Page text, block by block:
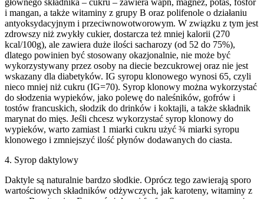
głównego składnika – cukru – zawiera wapń, magnez, potas, fosfor
i mangan, a także witaminy z grupy B oraz polifenole o działaniu
antyoksydacyjnym i przeciwnowotworowym. W związku z tym jest
zdrowszy niż zwykły cukier, dostarcza też mniej kalorii (270
kcal/100g), ale zawiera duże ilości sacharozy (od 52 do 75%),
dlatego powinien być stosowany okazjonalnie, nie może być
wykorzystywany przez osoby na diecie bezcukrowej oraz nie jest
wskazany dla diabetyków. IG syropu klonowego wynosi 65, czyli
nieco mniej niż cukru (IG=70). Syrop klonowy można wykorzystać
do słodzenia wypieków, jako polewę do naleśników, gofrów i
tostów francuskich, słodzik do drinków i koktajli, a także składnik
marynat do mięs. Jeśli chcesz wykorzystać syrop klonowy do
wypieków, warto zamiast 1 miarki cukru użyć ¾ miarki syropu
klonowego i zmniejszyć ilość płynów dodawanych do ciasta.
4. Syrop daktylowy
Daktyle są naturalnie bardzo słodkie. Oprócz tego zawierają sporo
wartościowych składników odżywczych, jak karoteny, witaminy z